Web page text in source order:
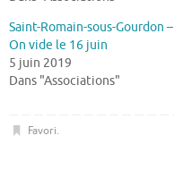
Saint-Romain-sous-Gourdon –
On vide le 16 juin
5 juin 2019
Dans "Associations"
Favori.